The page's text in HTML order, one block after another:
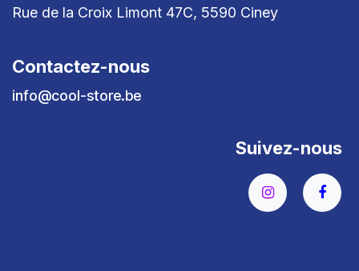
Rue de la Croix Limont 47C, 5590 Ciney
Contactez-nous
info@cool-store.be
Suivez-nous